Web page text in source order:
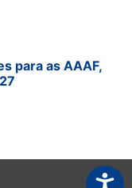
para as AAAF,